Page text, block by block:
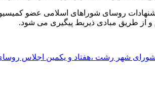
روسای شوراهای اسلامی عضو
و از طریق مبادی ذیربط پیگیری می شود.
شورای شهر رشت ،هفتاد و یکمین اجلاس